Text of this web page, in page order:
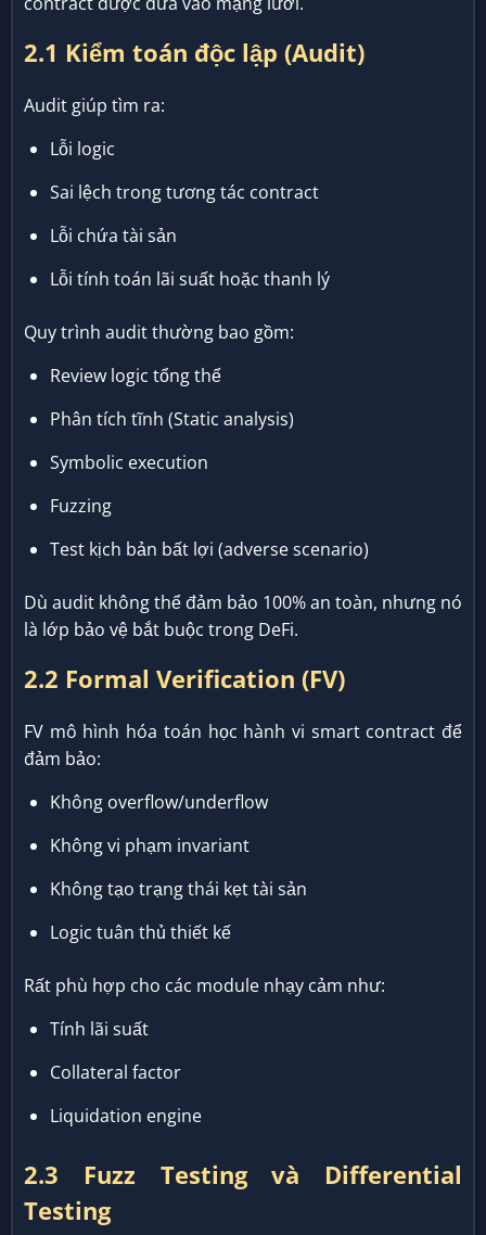
2.1 Kiểm toán độc lập (Audit)
Audit giúp tìm ra:
Lỗi logic
Sai lệch trong tương tác contract
Lỗi chứa tài sản
Lỗi tính toán lãi suất hoặc thanh lý
Quy trình audit thường bao gồm:
Review logic tổng thể
Phân tích tĩnh (Static analysis)
Symbolic execution
Fuzzing
Test kịch bản bất lợi (adverse scenario)
Dù audit không thể đảm bảo 100% an toàn, nhưng nó
là lớp bảo vệ bắt buộc trong DeFi.
2.2 Formal Verification (FV)
FV mô hình hóa toán học hành vi smart contract để
đảm bảo:
Không overflow/underflow
Không vi phạm invariant
Không tạo trạng thái kẹt tài sản
Logic tuân thủ thiết kế
Rất phù hợp cho các module nhạy cảm như:
Tính lãi suất
Collateral factor
Liquidation engine
2.3 Fuzz Testing và Differential
Testing